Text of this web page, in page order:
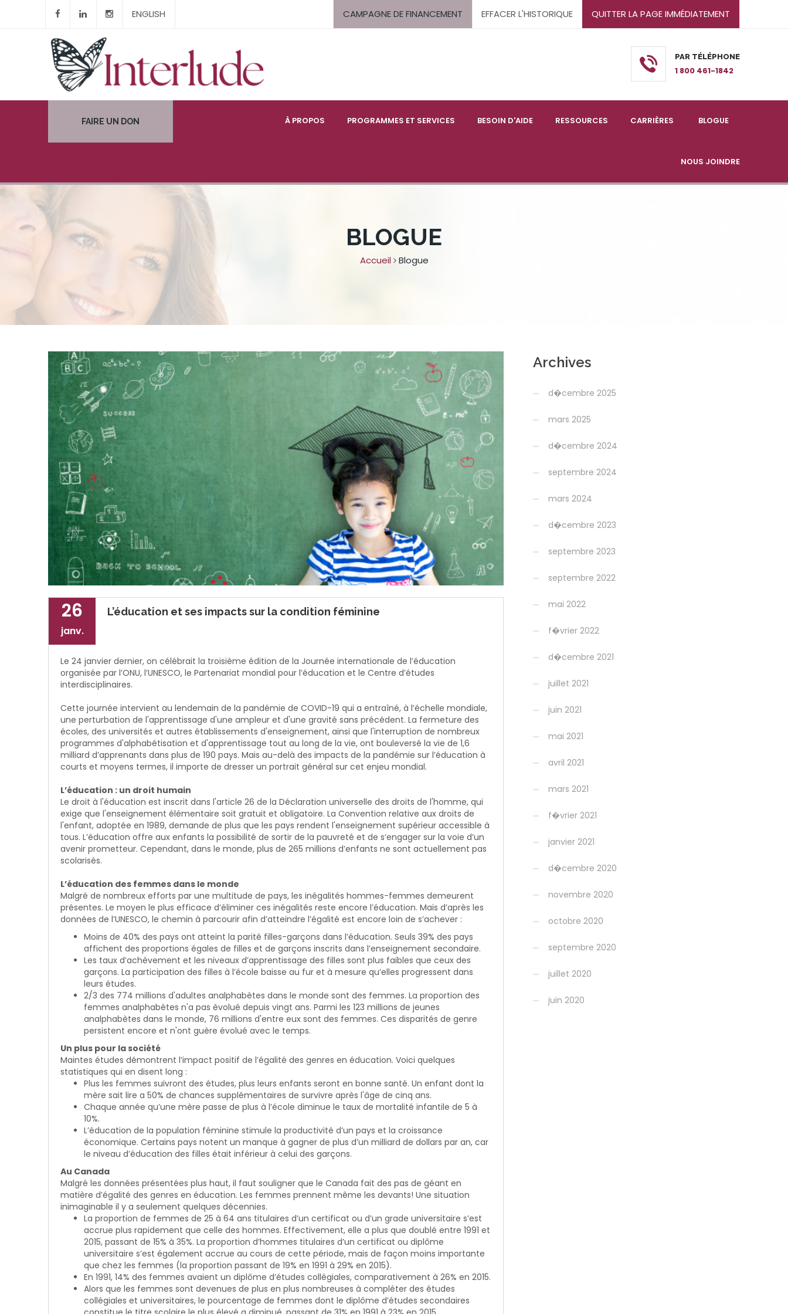
ENGLISH CAMPAGNE DE FINANCEMENT EFFACER L'HISTORIQUE QUITTER LA PAGE IMMÉDIATEMENT
PAR TÉLÉPHONE
1 800 461-1842
FAIRE UN DON À PROPOS PROGRAMMES ET SERVICES BESOIN D'AIDE RESSOURCES CARRIÈRES BLOGUE
NOUS JOINDRE
BLOGUE
Accueil Blogue
26
janv.
L’éducation et ses impacts sur la condition féminine
Le 24 janvier dernier, on célébrait la troisième édition de la Journée internationale de l’éducation
organisée par l’ONU, l’UNESCO, le Partenariat mondial pour l’éducation et le Centre d’études
interdisciplinaires.
Cette journée intervient au lendemain de la pandémie de COVID-19 qui a entraîné, à l’échelle mondiale,
une perturbation de l'apprentissage d'une ampleur et d'une gravité sans précédent. La fermeture des
écoles, des universités et autres établissements d'enseignement, ainsi que l'interruption de nombreux
programmes d'alphabétisation et d'apprentissage tout au long de la vie, ont bouleversé la vie de 1,6
milliard d’apprenants dans plus de 190 pays. Mais au-delà des impacts de la pandémie sur l’éducation à
courts et moyens termes, il importe de dresser un portrait général sur cet enjeu mondial.
L’éducation : un droit humain
Le droit à l'éducation est inscrit dans l'article 26 de la Déclaration universelle des droits de l'homme, qui
exige que l'enseignement élémentaire soit gratuit et obligatoire. La Convention relative aux droits de
l'enfant, adoptée en 1989, demande de plus que les pays rendent l'enseignement supérieur accessible à
tous. L’éducation offre aux enfants la possibilité de sortir de la pauvreté et de s’engager sur la voie d’un
avenir prometteur. Cependant, dans le monde, plus de 265 millions d’enfants ne sont actuellement pas
scolarisés.
L’éducation des femmes dans le monde
Malgré de nombreux efforts par une multitude de pays, les inégalités hommes-femmes demeurent
présentes. Le moyen le plus efficace d’éliminer ces inégalités reste encore l’éducation. Mais d’après les
données de l’UNESCO, le chemin à parcourir afin d’atteindre l’égalité est encore loin de s’achever :
Moins de 40% des pays ont atteint la parité filles-garçons dans l’éducation. Seuls 39% des pays
affichent des proportions égales de filles et de garçons inscrits dans l’enseignement secondaire.
Les taux d’achèvement et les niveaux d’apprentissage des filles sont plus faibles que ceux des
garçons. La participation des filles à l’école baisse au fur et à mesure qu’elles progressent dans
leurs études.
2/3 des 774 millions d'adultes analphabètes dans le monde sont des femmes. La proportion des
femmes analphabètes n'a pas évolué depuis vingt ans. Parmi les 123 millions de jeunes
analphabètes dans le monde, 76 millions d'entre eux sont des femmes. Ces disparités de genre
persistent encore et n'ont guère évolué avec le temps.
Un plus pour la société
Maintes études démontrent l’impact positif de l’égalité des genres en éducation. Voici quelques
statistiques qui en disent long :
Plus les femmes suivront des études, plus leurs enfants seront en bonne santé. Un enfant dont la
mère sait lire a 50% de chances supplémentaires de survivre après l'âge de cinq ans.
Chaque année qu’une mère passe de plus à l’école diminue le taux de mortalité infantile de 5 à
10%.
L’éducation de la population féminine stimule la productivité d’un pays et la croissance
économique. Certains pays notent un manque à gagner de plus d’un milliard de dollars par an, car
le niveau d’éducation des filles était inférieur à celui des garçons.
Au Canada
Malgré les données présentées plus haut, il faut souligner que le Canada fait des pas de géant en
matière d’égalité des genres en éducation. Les femmes prennent même les devants! Une situation
inimaginable il y a seulement quelques décennies.
La proportion de femmes de 25 à 64 ans titulaires d’un certificat ou d’un grade universitaire s’est
accrue plus rapidement que celle des hommes. Effectivement, elle a plus que doublé entre 1991 et
2015, passant de 15% à 35%. La proportion d’hommes titulaires d’un certificat ou diplôme
universitaire s’est également accrue au cours de cette période, mais de façon moins importante
que chez les femmes (la proportion passant de 19% en 1991 à 29% en 2015).
En 1991, 14% des femmes avaient un diplôme d’études collégiales, comparativement à 26% en 2015.
Alors que les femmes sont devenues de plus en plus nombreuses à compléter des études
collégiales et universitaires, le pourcentage de femmes dont le diplôme d’études secondaires
Archives
d�cembre 2025
mars 2025
d�cembre 2024
septembre 2024
mars 2024
d�cembre 2023
septembre 2023
septembre 2022
mai 2022
f�vrier 2022
d�cembre 2021
juillet 2021
juin 2021
mai 2021
avril 2021
mars 2021
f�vrier 2021
janvier 2021
d�cembre 2020
novembre 2020
octobre 2020
septembre 2020
juillet 2020
juin 2020